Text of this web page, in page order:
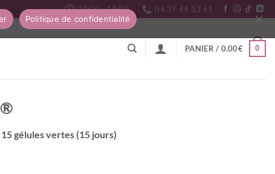
10:00 - 18:00 04 37 44 13 61
PANIER / 0.00€ 0
gélules vertes (15 jours)
Politique de confidentialité